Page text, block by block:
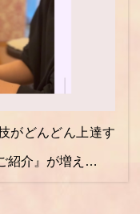
がどんどん上達す
紹介』が増え…